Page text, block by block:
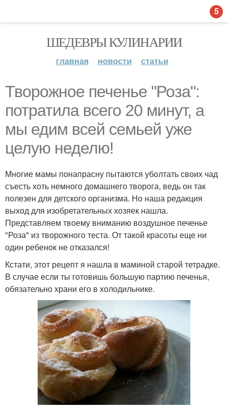
ШЕДЕВРЫ КУЛИНАРИИ
главная новости статьи
Творожное печенье "Роза":
потратила всего 20 минут, а
мы едим всей семьей уже
целую неделю!
Многие мамы понапрасну пытаются уболтать своих чад
съесть хоть немного домашнего творога, ведь он так
полезен для детского организма. Но наша редакция
выход для изобретательных хозяек нашла.
Представляем твоему вниманию воздушное печенье
"Роза" из творожного теста. От такой красоты еще ни
один ребенок не отказался!
Кстати, этот рецепт я нашла в маминой старой тетрадке.
В случае если ты готовишь большую партию печенья,
обязательно храни его в холодильнике.
5